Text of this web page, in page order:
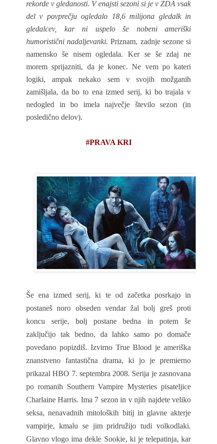
rekorde v gledanosti. V enajsti sezoni si je v ZDA vsak
del v povprečju ogledalo 18,6 milijona gledalk in
gledalcev, kar ni uspelo še nobeni ameriški
humoristični nadaljevanki. Priznam, zadnje sezone si
namensko še nisem ogledala. Ker se še zdaj ne
morem sprijazniti, da je konec. Ne vem po kateri
logiki, ampak nekako sem v svojih možganih
zamišljala, da bo to ena izmed serij, ki bo trajala v
nedogled in bo imela največje število sezon (in
posledično delov).
#PRAVA KRI
Še ena izmed serij, ki te od začetka posrkajo in
postaneš noro obseden vendar žal bolj greš proti
koncu serije, bolj postane bedna in potem še
zaključijo tak bedno, da lahko samo po domače
povedano popizdiš. Izvirno True Blood je ameriška
znanstveno fantastična drama, ki jo je premierno
prikazal HBO 7. septembra 2008. Serija je zasnovana
po romanih Southern Vampire Mysteries pisateljice
Charlaine Harris. Ima 7 sezon in v njih najdete veliko
seksa, nenavadnih mitoloških bitij in glavne akterje
vampirje, kmalu se jim pridružijo tudi volkodlaki.
Glavno vlogo ima dekle Sookie, ki je telepatinja, kar